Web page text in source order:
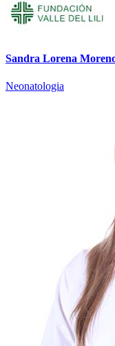
Sandra Lorena
Neonatologia